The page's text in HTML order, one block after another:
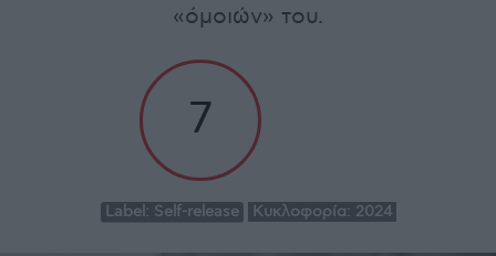
«όμοιών» του.
7
Label: Self-release Κυκλοφορία: 2024